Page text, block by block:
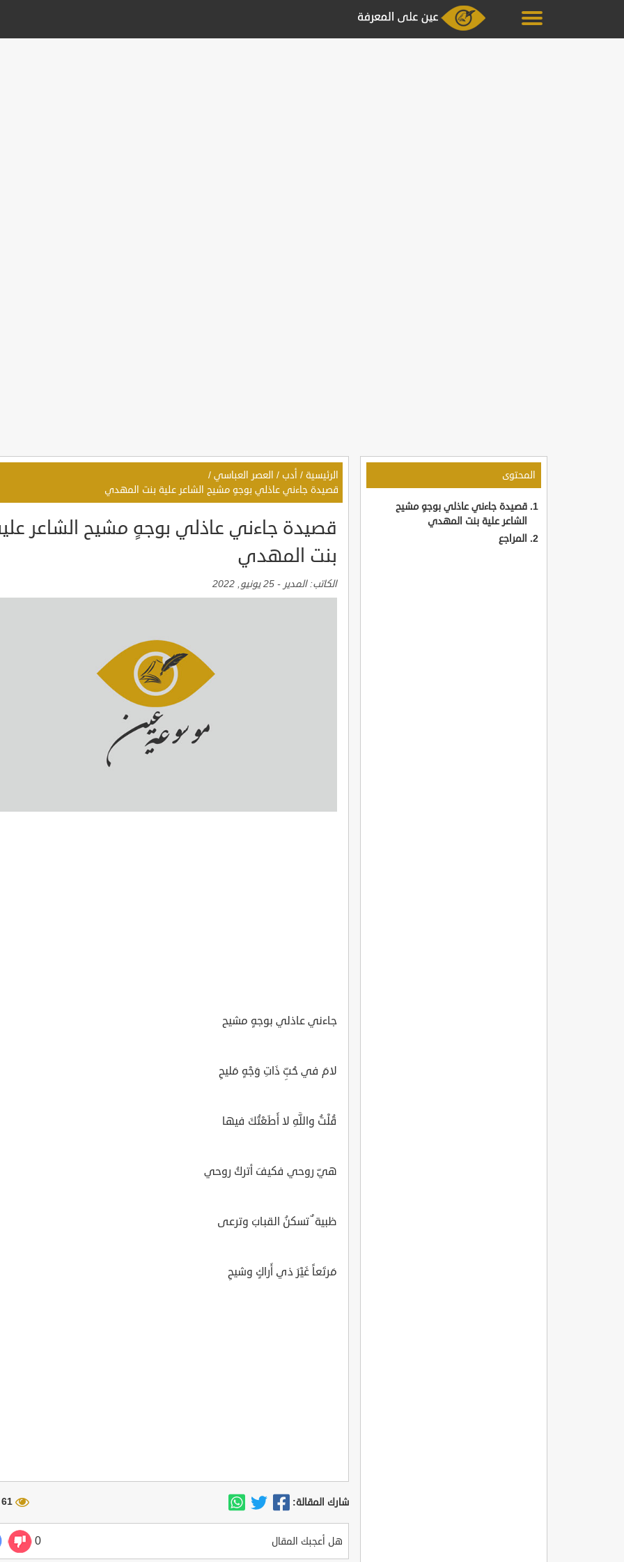
المحتوى
قصيدة جاءني عاذلي بوجهٍ مشيح
الشاعر علية بنت المهدي
المراجع
الرئيسية / أدب / العصر العباسي /
قصيدة جاءني عاذلي بوجهٍ مشيح الشاعر علية بنت المهدي
قصيدة جاءني عاذلي بوجهٍ مشيح الشاعر
بنت المهدي
الكاتب:المدير - 25 يونيو, 2022
جاءني عاذلي بوجهٍ مشيح
لامَ في حُبِّ ذَاتِ وَجْهٍ مَليحِ
قُلْتُ واللَّهِ لا أَطَعْتُكَ فيها
هيّ روحي فكيفَ أتركُ روحي
ظبية ٌ تسكنُ القبابَ وترعى
مَرتَعاً غَيْرَ ذي أَراكٍ وشيحِ
شارك المقالة: 61 مشاهدة
هل أعجبك المقال 0